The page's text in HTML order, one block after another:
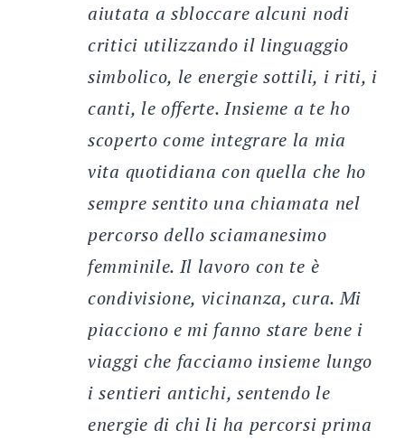
aiutata a sbloccare alcuni nodi
critici utilizzando il linguaggio
simbolico, le energie sottili, i riti, i
canti, le offerte. Insieme a te ho
scoperto come integrare la mia
vita quotidiana con quella che ho
sempre sentito una chiamata nel
percorso dello sciamanesimo
femminile. Il lavoro con te è
condivisione, vicinanza, cura. Mi
piacciono e mi fanno stare bene i
viaggi che facciamo insieme lungo
i sentieri antichi, sentendo le
energie di chi li ha percorsi prima